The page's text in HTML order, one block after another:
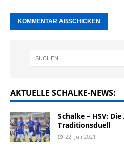
AKTUELLE SCHALKE-NEWS:
Schalke – HSV:
Traditionsduell
22. Juli 2021